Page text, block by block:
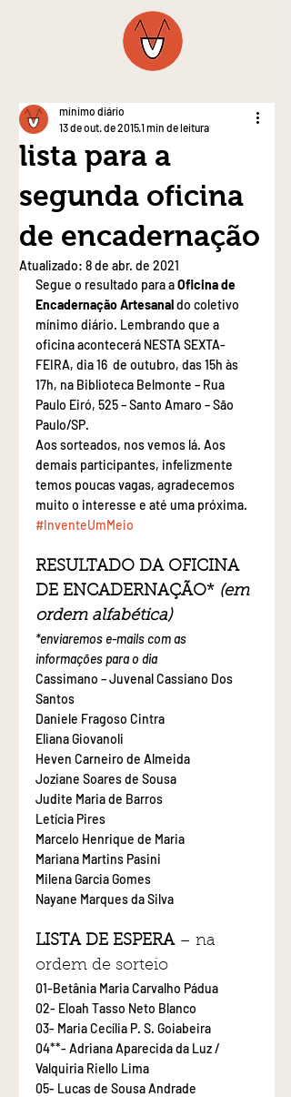
lista para a
segunda oficina
de encadernação
mínimo diário
13 de out. de 20151 min de leitura
Atualizado: 8 de abr. de 2021
Segue o resultado para a Oficina de
Encadernação Artesanal do coletivo
mínimo diário. Lembrando que a
oficina acontecerá NESTA SEXTA-
FEIRA, dia 16  de outubro, das 15h às
17h, na Biblioteca Belmonte – Rua
Paulo Eiró, 525 – Santo Amaro – São
Paulo/SP.
Aos sorteados, nos vemos lá. Aos
demais participantes, infelizmente
temos poucas vagas, agradecemos
muito o interesse e até uma próxima.
#InventeUmMeio
RESULTADO DA OFICINA
DE ENCADERNAÇÃO* (em
ordem alfabética)
*enviaremos e-mails com as
informações para o dia
Cassimano – Juvenal Cassiano Dos
Santos
Daniele Fragoso Cintra
Eliana Giovanoli
Heven Carneiro de Almeida
Joziane Soares de Sousa
Judite Maria de Barros
Letícia Pires
Marcelo Henrique de Maria
Mariana Martins Pasini
Milena Garcia Gomes
Nayane Marques da Silva
LISTA DE ESPERA – na
ordem de sorteio
01-Betânia Maria Carvalho Pádua
02- Eloah Tasso Neto Blanco
03- Maria Cecília P. S. Goiabeira
04**- Adriana Aparecida da Luz /
Valquiria Riello Lima
05- Lucas de Sousa Andrade